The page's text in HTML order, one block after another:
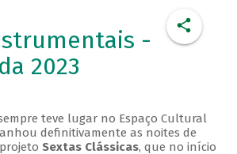
-
2023
teve lugar no Espaço Cultural
ganhou definitivamente as noites de
Sextas Clássicas, que no início